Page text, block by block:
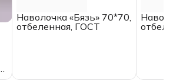
Наволочка «Бязь» 70*70,
отбеленная, ГОСТ